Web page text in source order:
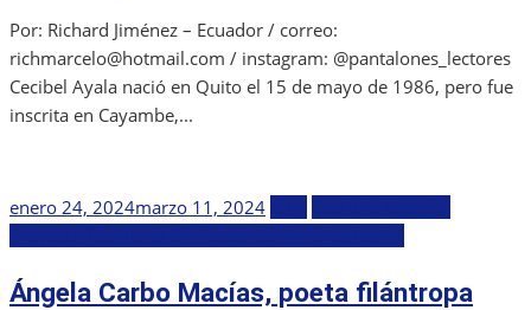
Por: Richard Jiménez – Ecuador / correo:
richmarcelo@hotmail.com / instagram: @pantalones_lectores
Cecibel Ayala nació en Quito el 15 de mayo de 1986, pero fue
inscrita en Cayambe,...
Publicada
enero 24, 2024marzo 11, 2024
Ángela Carbo Macías, poeta filántropa